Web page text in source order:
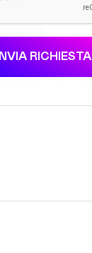
INVIA RICHIESTA